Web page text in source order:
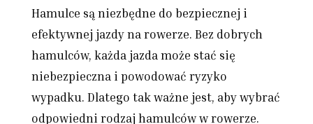
Hamulce są niezbędne do bezpiecznej i
efektywnej jazdy na rowerze. Bez dobrych
hamulców, każda jazda może stać się
niebezpieczna i powodować ryzyko
wypadku. Dlatego tak ważne jest, aby wybrać
odpowiedni rodzaj hamulców w rowerze.